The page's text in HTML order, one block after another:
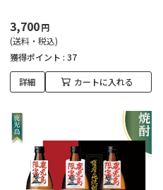
3,700円
(送料・税込)
獲得ポイント : 37
詳細 カートに入れる